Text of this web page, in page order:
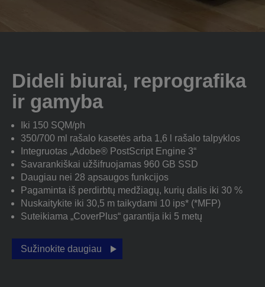
Dideli biurai, reprografika
ir gamyba
Iki 150 SQM/ph
350/700 ml rašalo kasetės arba 1,6 l rašalo talpyklos
Integruotas „Adobe® PostScript Engine 3“
Savarankiškai užšifruojamas 960 GB SSD
Daugiau nei 28 apsaugos funkcijos
Pagaminta iš perdirbtų medžiagų, kurių dalis iki 30 %
Nuskaitykite iki 30,5 m taikydami 10 ips* (*MFP)
Suteikiama „CoverPlus“ garantija iki 5 metų
Sužinokite daugiau